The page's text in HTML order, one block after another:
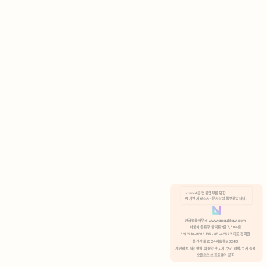
분석 쿠키 허용
Lawvot은 법률업무를 위한
AI 기반 자료조사 · 문서작성 플랫폼입니다.
안국법률사무소 www.anguklaw.com
서울시 종로구 율곡로2길 7, 304호
02)3210-3330 105-05-48527 대표 정희찬
통신판매 2024서울종로0248
개인정보 처리방침, 이용약관 고지, 쿠키 정책, 쿠키 설정
오픈소스 소프트웨어 공지